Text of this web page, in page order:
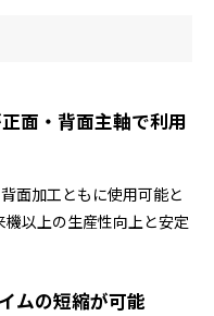
面・背面主軸で利用
面加工ともに使用可能と
以上の生産性向上と安定
ムの短縮が可能